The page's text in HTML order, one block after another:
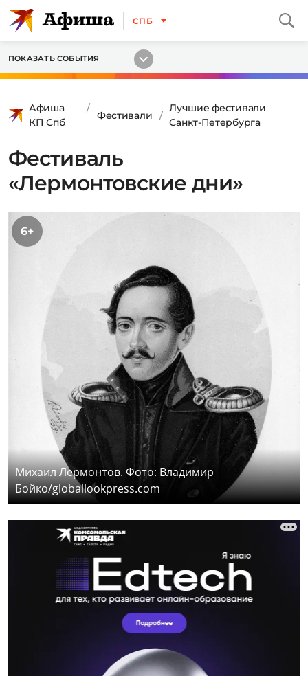
СПБ
ПОКАЗАТЬ СОБЫТИЯ
Афиша
КП Спб
Фестивали
Лучшие фестивали
Санкт-Петербурга
Фестиваль
«Лермонтовские дни»
6+
Михаил Лермонтов. Фото: Владимир
Бойко/globallookpress.com